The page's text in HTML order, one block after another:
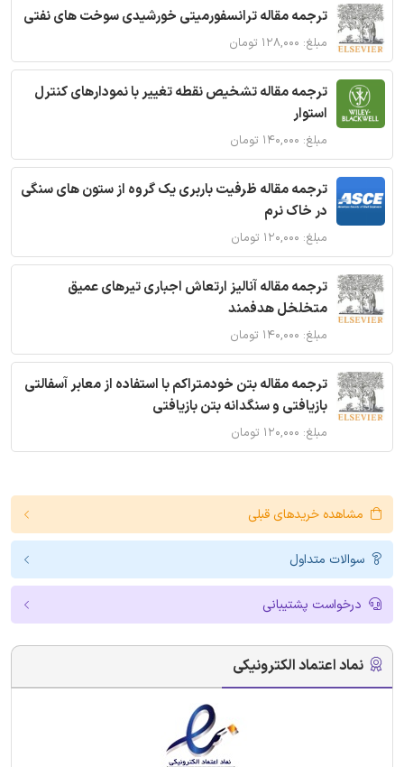
ترجمه مقاله ترانسفورمیتی خورشیدی سوخت های نفتی
مبلغ: ۱۲۸,۰۰۰ تومان
ترجمه مقاله تشخیص نقطه تغییر با نمودارهای کنترل
استوار
مبلغ: ۱۴۰,۰۰۰ تومان
ترجمه مقاله ظرفیت باربری یک گروه از ستون های سنگی
در خاک نرم
مبلغ: ۱۲۰,۰۰۰ تومان
ترجمه مقاله آنالیز ارتعاش اجباری تیرهای عمیق
متخلخل هدفمند
مبلغ: ۱۴۰,۰۰۰ تومان
ترجمه مقاله بتن خودمتراکم با استفاده از معابر آسفالتی
بازیافتی و سنگدانه بتن بازیافتی
مبلغ: ۱۲۰,۰۰۰ تومان
مشاهده خریدهای قبلی
سوالات متداول
درخواست پشتیبانی
نماد اعتماد الکترونیکی